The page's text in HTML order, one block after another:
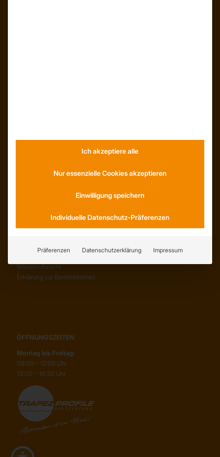
Wiederrufsrecht
Erklärung zur Barrierefreiheit
ÖFFNUNGSZEITEN
Montag bis Freitag:
08:00 – 12:00 Uhr
13:00 – 16:30 Uhr
Ich akzeptiere alle
Nur essenzielle Cookies akzeptieren
Einwilligung speichern
Individuelle Datenschutz-Präferenzen
Präferenzen Datenschutzerklärung Impressum